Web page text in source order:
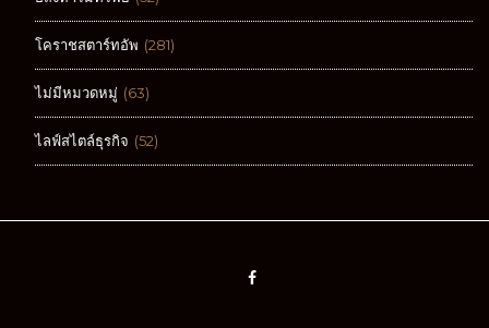
โคราชสตาร์ทอัพ (281)
ไม่มีหมวดหมู่ (63)
ไลฟ์สไตล์ธุรกิจ (52)